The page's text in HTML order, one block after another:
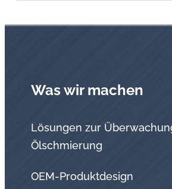
Was wir machen
Lösungen zur
Ölschmierung
OEM-Produktdesign